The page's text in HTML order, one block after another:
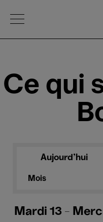
Open Menu
Ce qui
Aujourd'hui
Mois
Mardi 13 -